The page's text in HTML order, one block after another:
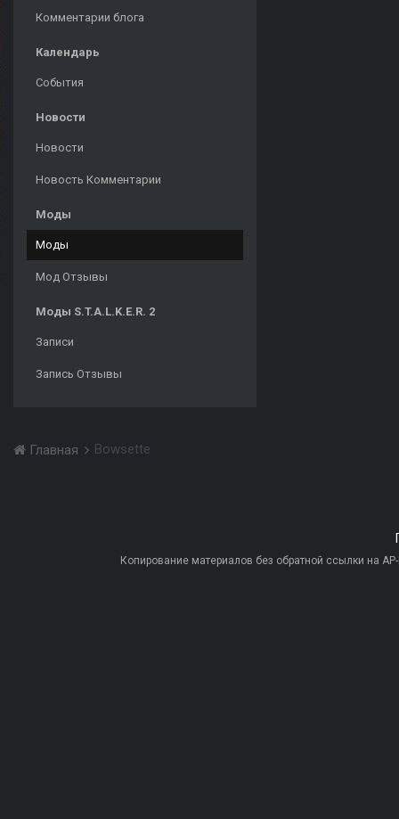
Комментарии блога
Календарь
События
Новости
Новости
Новость Комментарии
Моды
Моды
Мод Отзывы
Моды S.T.A.L.K.E.R. 2
Записи
Запись Отзывы
Главная Bowsette
Копирование материалов без обратной ссылки на